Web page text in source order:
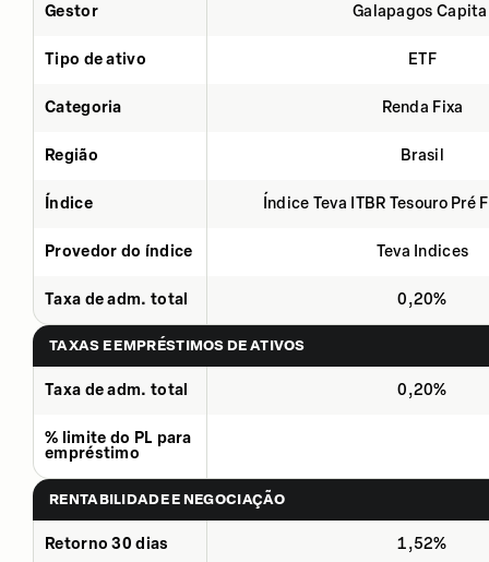
Gestor Galapagos
Tipo de ativo ETF
Categoria Renda Fixa
Região Brasil
Índice Índice Teva ITBR Tesouro Pré
Provedor do índice Teva Indices
Taxa de adm. total 0,20%
TAXAS E EMPRÉSTIMOS DE ATIVOS
Taxa de adm. total 0,20%
% limite do PL para
empréstimo
RENTABILIDADE E NEGOCIAÇÃO
Retorno 30 dias 1,52%